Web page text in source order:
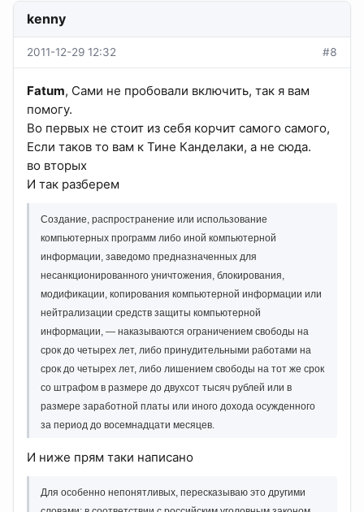
kenny
2011-12-29 12:32 #8
Fatum, Сами не пробовали включить, так я вам
помогу.
Во первых не стоит из себя корчит самого самого,
Если таков то вам к Тине Канделаки, а не сюда.
во вторых
И так разберем
Создание, распространение или использование
компьютерных программ либо иной компьютерной
информации, заведомо предназначенных для
несанкционированного уничтожения, блокирования,
модификации, копирования компьютерной информации или
нейтрализации средств защиты компьютерной
информации, — наказываются ограничением свободы на
срок до четырех лет, либо принудительными работами на
срок до четырех лет, либо лишением свободы на тот же срок
со штрафом в размере до двухсот тысяч рублей или в
размере заработной платы или иного дохода осужденного
за период до восемнадцати месяцев.
И ниже прям таки написано
Для особенно непонятливых, пересказываю это другими